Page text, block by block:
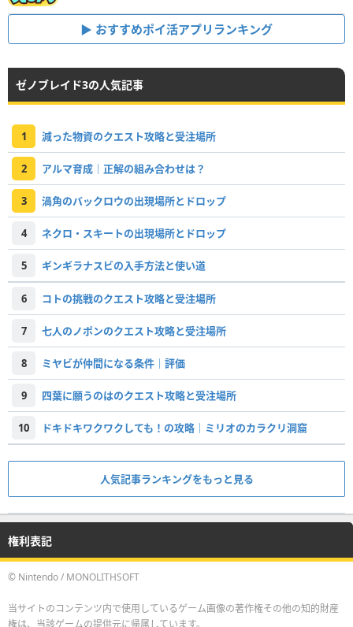
おすすめポイ活アプリランキング
ゼノブレイド3の人気記事
1 減った物資のクエスト攻略と受注場所
2 アルマ育成｜正解の組み合わせは？
3 渦角のバックロウの出現場所とドロップ
4 ネクロ・スキートの出現場所とドロップ
5 ギンギラナスビの入手方法と使い道
6 コトの挑戦のクエスト攻略と受注場所
7 七人のノポンのクエスト攻略と受注場所
8 ミヤビが仲間になる条件｜評価
9 四葉に願うのはのクエスト攻略と受注場所
10 ドキドキワクワクしても！の攻略｜ミリオのカラクリ洞窟
人気記事ランキングをもっと見る
権利表記
© Nintendo / MONOLITHSOFT
当サイトのコンテンツ内で使用しているゲーム画像の著作権その他の知的財産
権は、当該ゲームの提供元に帰属しています。